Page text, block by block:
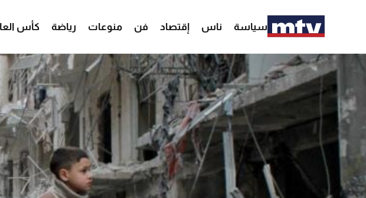
سياسة ناس إقتصاد فن منوعات رياضة كأس